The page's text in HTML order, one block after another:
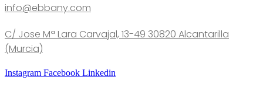
info@ebbany.com
C/ Jose Mª Lara Carvajal, 13-49 30820 Alcantarilla
(Murcia)
Instagram Facebook Linkedin